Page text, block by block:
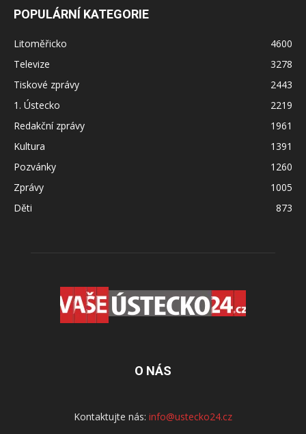
POPULÁRNÍ KATEGORIE
Litoměřicko
4600
Televize
3278
Tiskové zprávy
2443
1. Ústecko
2219
Redakční zprávy
1961
Kultura
1391
Pozvánky
1260
Zprávy
1005
Děti
873
O NÁS
Kontaktujte nás: info@ustecko24.cz